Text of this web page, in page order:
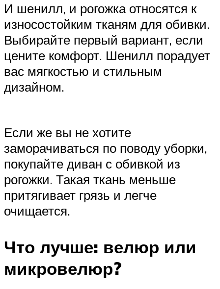
И шенилл, и рогожка относятся к
износостойким тканям для обивки.
Выбирайте первый вариант, если
цените комфорт. Шенилл порадует
вас мягкостью и стильным
дизайном.
Если же вы не хотите
заморачиваться по поводу уборки,
покупайте диван с обивкой из
рогожки. Такая ткань меньше
притягивает грязь и легче
очищается.
Что лучше: велюр или
микровелюр?